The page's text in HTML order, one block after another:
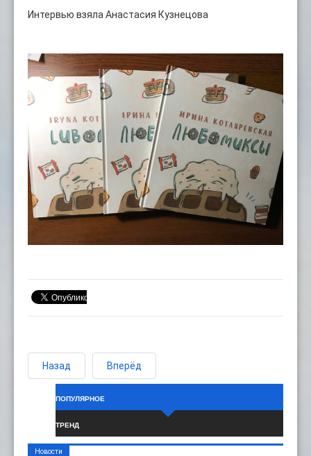
Интервью взяла Анастасия Кузнецова
Назад Вперёд
ПОПУЛЯРНОЕ
ТРЕНД
Новости